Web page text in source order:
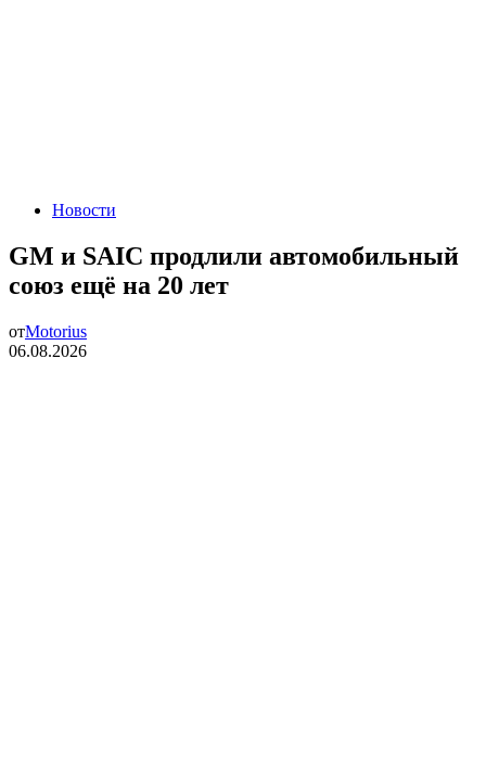
Новости
GM и SAIC продлили автомобильный
союз ещё на 20 лет
отMotorius
06.08.2026